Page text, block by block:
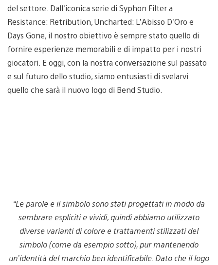
del settore. Dall’iconica serie di Syphon Filter a
Resistance: Retribution, Uncharted: L’Abisso D’Oro e
Days Gone, il nostro obiettivo è sempre stato quello di
fornire esperienze memorabili e di impatto per i nostri
giocatori. E oggi, con la nostra conversazione sul passato
e sul futuro dello studio, siamo entusiasti di svelarvi
quello che sarà il nuovo logo di Bend Studio.
“Le parole e il simbolo sono stati progettati in modo da
sembrare espliciti e vividi, quindi abbiamo utilizzato
diverse varianti di colore e trattamenti stilizzati del
simbolo (come da esempio sotto), pur mantenendo
un’identità del marchio ben identificabile. Dato che il logo